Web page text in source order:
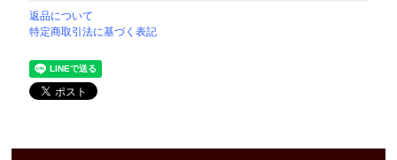
返品について
特定商取引法に基づく表記